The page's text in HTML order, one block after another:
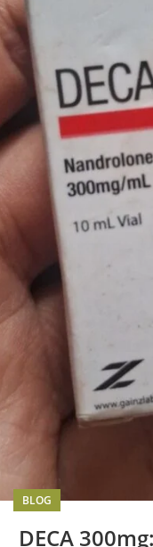
BLOG
DECA